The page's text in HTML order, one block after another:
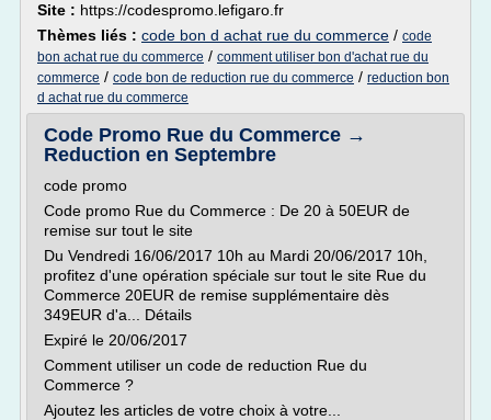
Site : https://codespromo.lefigaro.fr
Thèmes liés : code bon d achat rue du commerce / code
bon achat rue du commerce / comment utiliser bon d'achat rue du
commerce / code bon de reduction rue du commerce / reduction bon
d achat rue du commerce
Code Promo Rue du Commerce →
Reduction en Septembre
code promo
Code promo Rue du Commerce : De 20 à 50EUR de
remise sur tout le site
Du Vendredi 16/06/2017 10h au Mardi 20/06/2017 10h,
profitez d'une opération spéciale sur tout le site Rue du
Commerce 20EUR de remise supplémentaire dès
349EUR d'a... Détails
Expiré le 20/06/2017
Comment utiliser un code de reduction Rue du
Commerce ?
Ajoutez les articles de votre choix à votre...